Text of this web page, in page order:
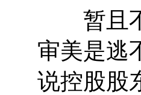
暂且不
审美是逃
说控股股